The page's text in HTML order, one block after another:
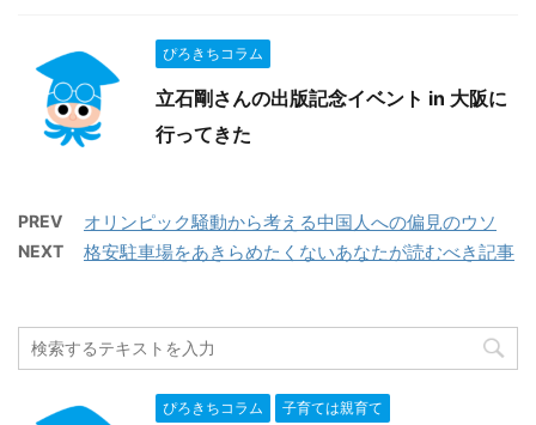
ぴろきちコラム
立石剛さんの出版記念イベント in 大阪に
行ってきた
PREV オリンピック騒動から考える中国人への偏見のウソ
NEXT 格安駐車場をあきらめたくないあなたが読むべき記事
ぴろきちコラム 子育ては親育て